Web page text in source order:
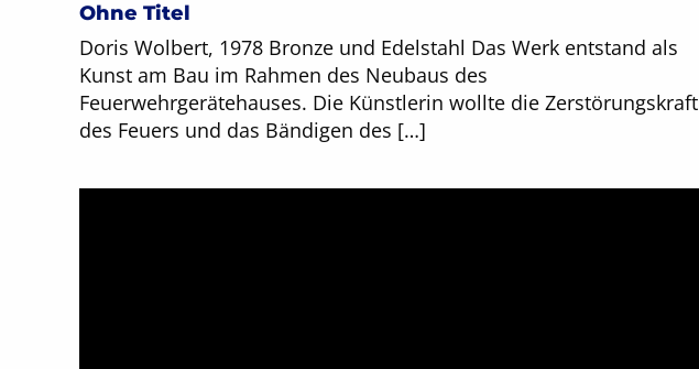
Ohne Titel
Doris Wolbert, 1978 Bronze und Edelstahl Das Werk entstand als
Kunst am Bau im Rahmen des Neubaus des
Feuerwehrgerätehauses. Die Künstlerin wollte die Zerstörungskraft
des Feuers und das Bändigen des […]